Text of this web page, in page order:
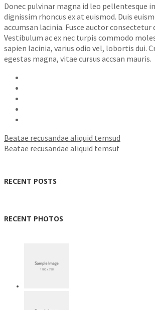
Donec pulvinar magna id leo pellentesque
dignissim rhoncus ex at euismod. Duis
accumsan lacinia. Fusce auctor consectetur
Vestibulum ac ex nec turpis commodo
sapien lacinia, varius odio vel, lobortis dui.
egestas magna, vitae cursus accsan mauris.
Beatae recusandae aliquid temsud
Beatae recusandae aliquid temsuf
RECENT POSTS
RECENT PHOTOS